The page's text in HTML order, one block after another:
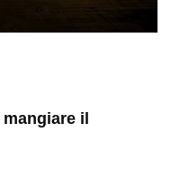
mangiare il